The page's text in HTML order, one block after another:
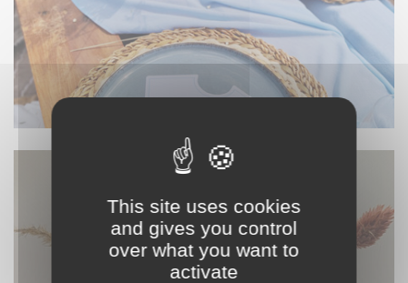
This site uses cookies
and gives you control
over what you want to
activate